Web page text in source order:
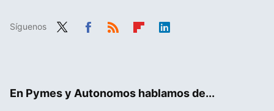
Síguenos
En Pymes y Autonomos hablamos de...